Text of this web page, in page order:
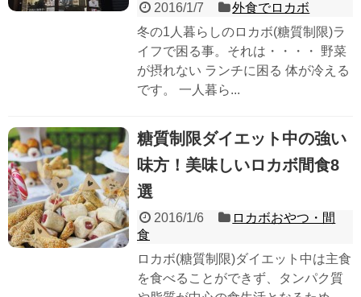
2016/1/7
外食でロカボ
冬の1人暮らしのロカボ(糖質制限)ラ
イフで困る事。それは・・・・ 野菜
が摂れない ランチに困る 体が冷える
です。 一人暮ら...
糖質制限ダイエット中の強い
味方！美味しいロカボ間食8
選
2016/1/6
ロカボおやつ・間
食
ロカボ(糖質制限)ダイエット中は主食
を食べることができず、タンパク質